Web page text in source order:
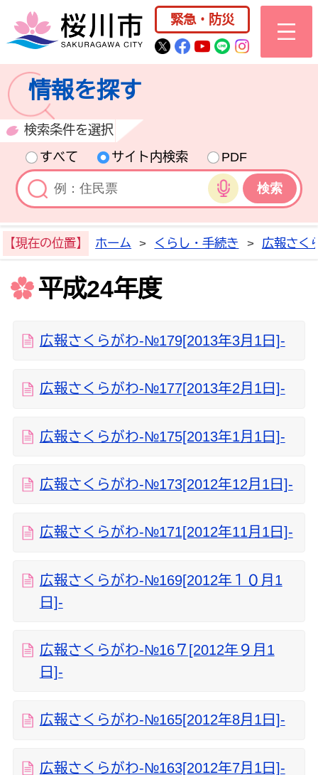
桜川市公式ホー
緊急・防災
桜川市公式Twitter
桜川市公式
桜川市公式
桜川市公式
情報を探す
検索条件を選択
すべて
サイト内検索
PDF
音声検索
【現在の位置】 ホーム > くらし・手続き > 広報さく
平成24年度
広報さくらがわ‐№179[2013年3月1日]‐
広報さくらがわ‐№177[2013年2月1日]‐
広報さくらがわ‐№175[2013年1月1日]‐
広報さくらがわ‐№173[2012年12月1日]‐
広報さくらがわ‐№171[2012年11月1日]‐
広報さくらがわ‐№169[2012年１０月1
日]‐
広報さくらがわ‐№16７[2012年９月1
日]‐
広報さくらがわ‐№165[2012年8月1日]‐
広報さくらがわ‐№163[2012年7月1日]‐